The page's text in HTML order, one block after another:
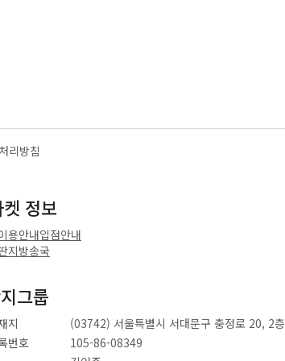
리방침
정보
용안내입점안내
지방송국
그룹
지
(03742) 서울특별시 서대문구 충정로 20, 2층
번호
105-86-08349